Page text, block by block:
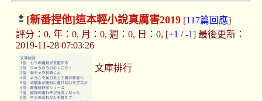
[新番捏他]這本輕小說真厲害2019[117篇回應]
評分：0, 年：0, 月：0, 週：0, 日：0, [+1 /-1] 最後更新：
2019-11-28 07:03:26
文庫排行